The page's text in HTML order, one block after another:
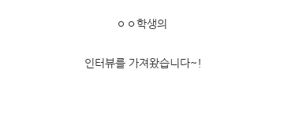
ㅇㅇ학생의
인터뷰를 가져왔습니다~!